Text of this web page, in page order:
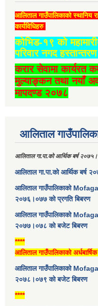
आलिताल गाउँपालिकाको स्थानिय
कार्यविधिहरु
कोभिड-१९ को
परिवार नगद
करार सेवामा कार्यरत
मुल्याङ्कन तथा नयाँ
मापदण्ड २०७८
आलिताल
आलिताल गा.पा.को आर्थिक बर्ष
आलिताल गा.पा.को आर्थिक बर्ष
आलिताल गाउँपालिकाको
२०७६।०७७ को प्रगति बिबरण
आलिताल गाउँपालिकाको
२०७७।०७८ को बजेट बिबरण
****
आलिताल गाउँपालिकाको
आलिताल गाउँपालिकाको
२०७८।०७९ को बजेट बिबरण
****